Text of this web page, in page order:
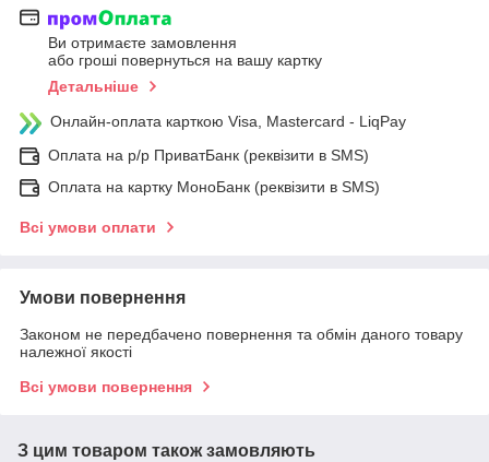
Ви отримаєте замовлення
або гроші повернуться на вашу картку
Детальніше
Онлайн-оплата карткою Visa, Mastercard - LiqPay
Оплата на р/р ПриватБанк (реквізити в SMS)
Оплата на картку МоноБанк (реквізити в SMS)
Всі умови оплати
Умови повернення
Законом не передбачено повернення та обмін даного товару
належної якості
Всі умови повернення
З цим товаром також замовляють